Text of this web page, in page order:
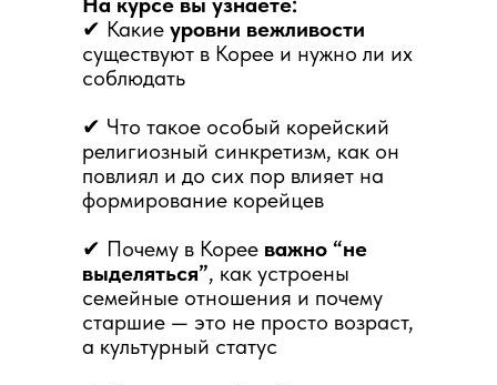
✔ Какие уровни вежливости
существуют в Корее и нужно ли их
соблюдать
✔ Что такое особый корейский
религиозный синкретизм, как он
повлиял и до сих пор влияет на
формирование корейцев
✔ Почему в Корее важно “не
выделяться”, как устроены
семейные отношения и почему
старшие — это не просто возраст,
а культурный статус